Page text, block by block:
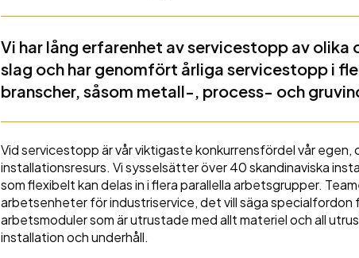
Vi har lång erfarenhet av servicestopp av
slag och har genomfört årliga servicestopp i
branscher, såsom metall-, process- och
Vid servicestopp är vår viktigaste konkurrensfördel vår
installationsresurs. Vi sysselsätter över 40 skandinaviska
som flexibelt kan delas in i flera parallella arbetsgrupper.
arbetsenheter för industriservice, det vill säga specialfordon
arbetsmoduler som är utrustade med allt materiel och all
installation och underhåll.